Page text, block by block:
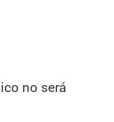
no será